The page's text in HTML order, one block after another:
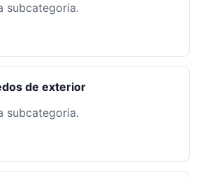
subcategoria.
de exterior
subcategoria.